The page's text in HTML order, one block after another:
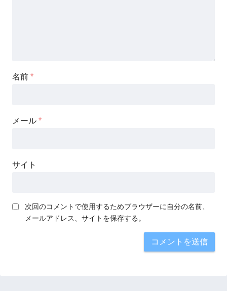
名前 *
メール *
サイト
次回のコメントで使用するためブラウザーに自分の名前、
メールアドレス、サイトを保存する。